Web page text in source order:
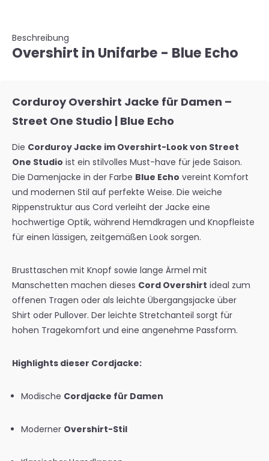
Beschreibung
Overshirt in Unifarbe - Blue Echo
Corduroy Overshirt Jacke für Damen –
Street One Studio | Blue Echo
Die Corduroy Jacke im Overshirt-Look von Street
One Studio ist ein stilvolles Must-have für jede Saison.
Die Damenjacke in der Farbe Blue Echo vereint Komfort
und modernen Stil auf perfekte Weise. Die weiche
Rippenstruktur aus Cord verleiht der Jacke eine
hochwertige Optik, während Hemdkragen und Knopfleiste
für einen lässigen, zeitgemäßen Look sorgen.
Brusttaschen mit Knopf sowie lange Ärmel mit
Manschetten machen dieses Cord Overshirt ideal zum
offenen Tragen oder als leichte Übergangsjacke über
Shirt oder Pullover. Der leichte Stretchanteil sorgt für
hohen Tragekomfort und eine angenehme Passform.
Highlights dieser Cordjacke:
Modische Cordjacke für Damen
Moderner Overshirt-Stil